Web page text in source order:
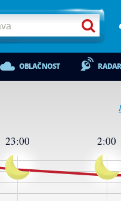
OBLAČNOST RADAR
23:00 2:00